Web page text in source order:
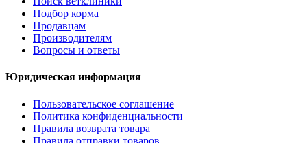
Подбор корма
Продавцам
Производителям
Вопросы и ответы
Юридическая информация
Пользовательское соглашение
Политика конфиденциальности
Правила возврата товара
Правила отправки товаров